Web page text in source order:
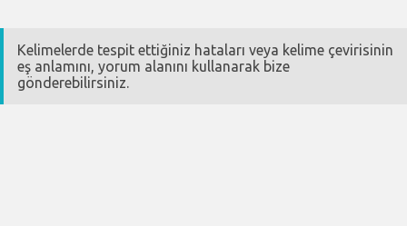
Kelimelerde tespit ettiğiniz hataları veya kelime çevirisinin
eş anlamını, yorum alanını kullanarak bize
gönderebilirsiniz.